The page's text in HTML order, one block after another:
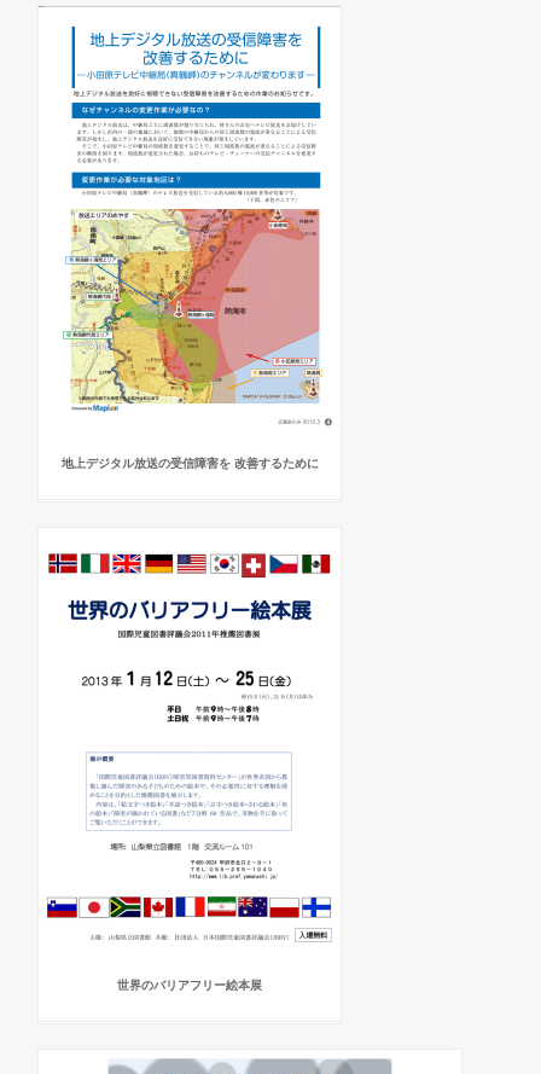
地上デジタル放送の受信障害を 改善するために
世界のバリアフリー絵本展